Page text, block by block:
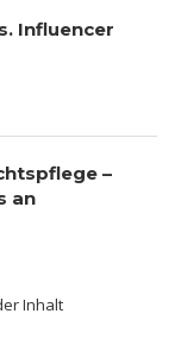
Influencer
–
an